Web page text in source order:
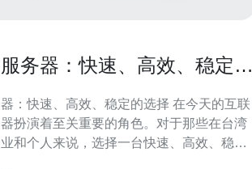
务器：快速、高效、稳定的
速、高效、稳定的选择 在今天的互联
扮演着至关重要的角色。对于那些在台湾
和个人来说，选择一台快速、高效、稳定